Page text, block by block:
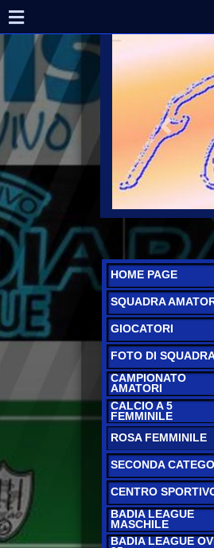
HOME PAGE
SQUADRA AMATORI
GIOCATORI
FOTO DI SQUADRA
CAMPIONATO
AMATORI
CALCIO A 5
FEMMINILE
ROSA FEMMINILE
SECONDA CATEGORIA
CENTRO SPORTIVO
BADIA LEAGUE
MASCHILE
BADIA LEAGUE OVER
35
VIDEO
AMATORI